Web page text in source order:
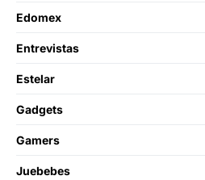
Edomex
Entrevistas
Estelar
Gadgets
Gamers
Juebebes